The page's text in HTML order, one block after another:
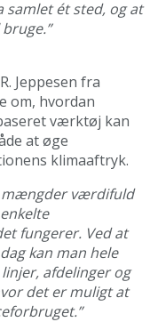
samlet ét sted, og at
Jeppesen fra
om, hvordan
værktøj kan
at øge
klimaaftryk.
mængder værdifuld
fungerer. Ved at
kan man hele
afdelinger og
det er muligt at